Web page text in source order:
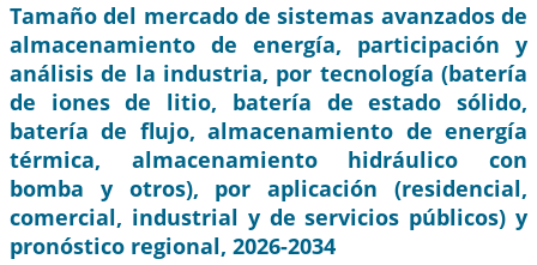
Tamaño del mercado de sistemas avanzados de
almacenamiento de energía, participación y
análisis de la industria, por tecnología (batería
de iones de litio, batería de estado sólido,
batería de flujo, almacenamiento de energía
térmica, almacenamiento hidráulico con
bomba y otros), por aplicación (residencial,
comercial, industrial y de servicios públicos) y
pronóstico regional, 2026-2034